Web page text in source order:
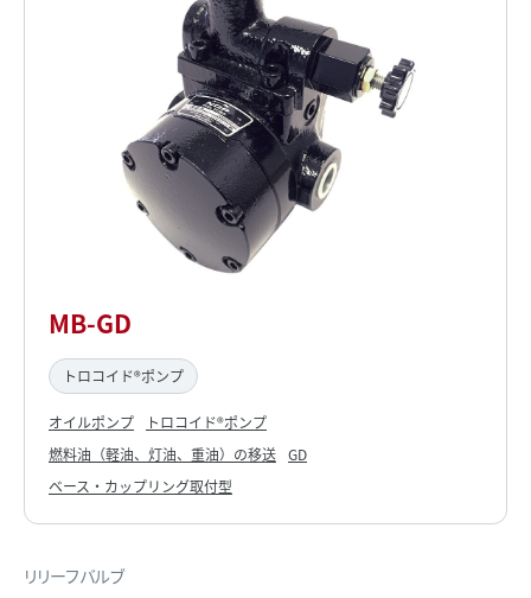
MB-GD
トロコイド®ポンプ
オイルポンプ
トロコイド®ポンプ
燃料油（軽油、灯油、重油）の移送 GD
ベース・カップリング取付型
リリーフバルブ